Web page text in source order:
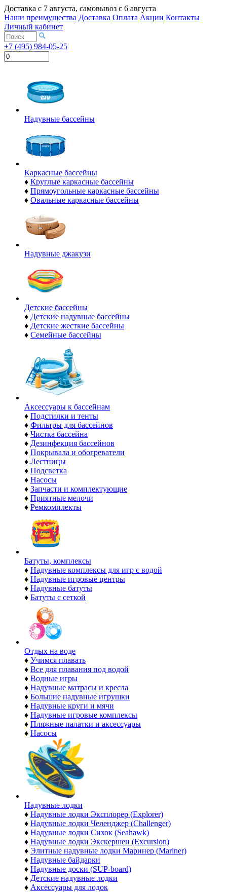
Доставка с 7 августа, самовывоз с 6 августа
Наши преимущества Доставка Оплата Акции Контакты
Личный кабинет
+7 (495) 984-05-25
Надувные бассейны
Каркасные бассейны
♦ Круглые каркасные бассейны
♦ Прямоугольные каркасные бассейны
♦ Овальные каркасные бассейны
Надувные джакузи
Детские бассейны
♦ Детские надувные бассейны
♦ Детские жесткие бассейны
♦ Семейные бассейны
Аксессуары к бассейнам
♦ Подстилки и тенты
♦ Фильтры для бассейнов
♦ Чистка бассейна
♦ Дезинфекция бассейнов
♦ Покрывала и обогреватели
♦ Лестницы
♦ Подсветка
♦ Насосы
♦ Запчасти и комплектующие
♦ Приятные мелочи
♦ Ремкомплекты
Батуты, комплексы
♦ Надувные комплексы для игр с водой
♦ Надувные игровые центры
♦ Надувные батуты
♦ Батуты с сеткой
Отдых на воде
♦ Учимся плавать
♦ Все для плавания под водой
♦ Водные игры
♦ Надувные матрасы и кресла
♦ Большие надувные игрушки
♦ Надувные круги и мячи
♦ Надувные игровые комплексы
♦ Пляжные палатки и аксессуары
♦ Насосы
Надувные лодки
♦ Надувные лодки Эксплорер (Explorer)
♦ Надувные лодки Челенджер (Challenger)
♦ Надувные лодки Сихок (Seahawk)
♦ Надувные лодки Экскершен (Excursion)
♦ Элитные надувные лодки Маринер (Mariner)
♦ Надувные байдарки
♦ Надувные доски (SUP-board)
♦ Детские надувные лодки
♦ Аксессуары для лодок